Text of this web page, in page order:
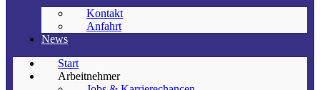
Kontakt
Anfahrt
News
Start
Arbeitnehmer